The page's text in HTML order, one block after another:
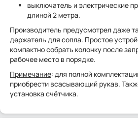
выключатель и электрические
длиной 2 метра.
Производитель предусмотрел даже
держатель для сопла. Простое
компактно собрать колонку после
рабочее место в порядке.
Примечание: для полной
приобрести всасывающий рукав.
установка счётчика.